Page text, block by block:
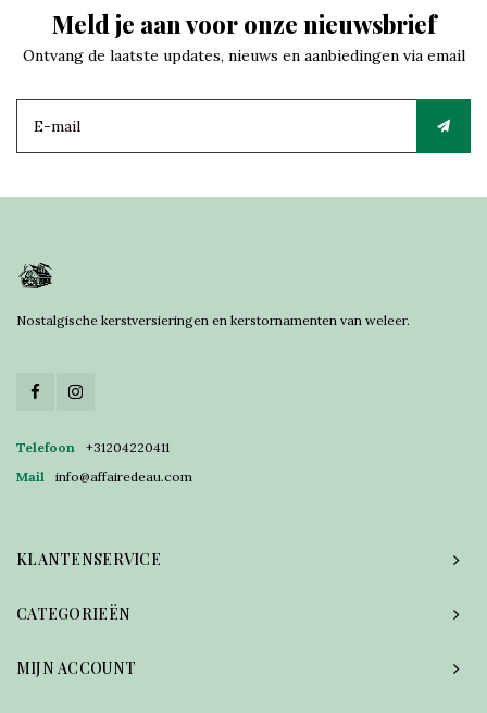
Meld je aan voor onze nieuwsbrief
Ontvang de laatste updates, nieuws en aanbiedingen via email
Nostalgische kerstversieringen en kerstornamenten van weleer.
Telefoon
+31204220411
Mail
info@affairedeau.com
KLANTENSERVICE
CATEGORIEËN
MIJN ACCOUNT